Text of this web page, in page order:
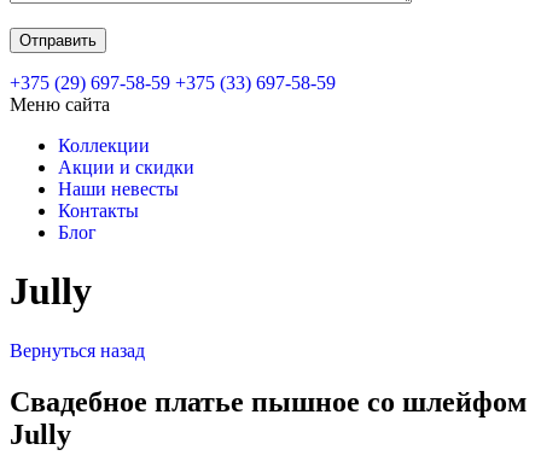
+375 (29) 697-58-59 +375 (33) 697-58-59
Меню сайта
Коллекции
Акции и скидки
Наши невесты
Контакты
Блог
Jully
Вернуться назад
Свадебное платье пышное со шлейфом
Jully